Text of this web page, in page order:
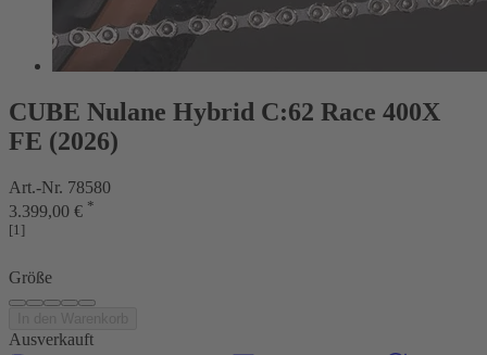
CUBE Nulane Hybrid C:62 Race 400X
FE (2026)
Art.-Nr. 78580
3.399,00 € *
[1]
Größe
Ausverkauft